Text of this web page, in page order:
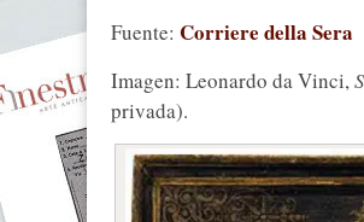
Fuente: Corriere della Sera
Imagen: Leonardo da Vinci,
privada).